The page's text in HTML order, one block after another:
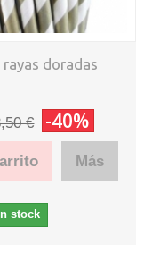
doradas
€ -40%
Más
stock